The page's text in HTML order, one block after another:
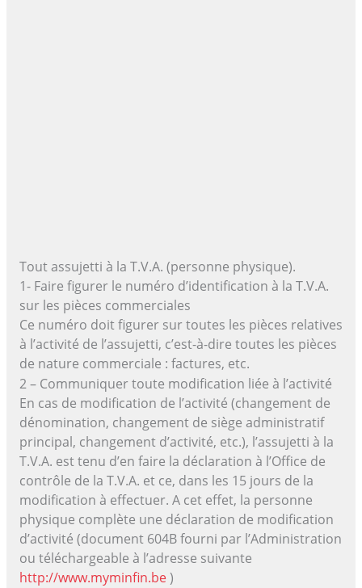
Tout assujetti à la T.V.A. (personne physique).
1- Faire figurer le numéro d’identification à la T.V.A.
sur les pièces commerciales
Ce numéro doit figurer sur toutes les pièces relatives
à l’activité de l’assujetti, c’est-à-dire toutes les pièces
de nature commerciale : factures, etc.
2 – Communiquer toute modification liée à l’activité
En cas de modification de l’activité (changement de
dénomination, changement de siège administratif
principal, changement d’activité, etc.), l’assujetti à la
T.V.A. est tenu d’en faire la déclaration à l’Office de
contrôle de la T.V.A. et ce, dans les 15 jours de la
modification à effectuer. A cet effet, la personne
physique complète une déclaration de modification
d’activité (document 604B fourni par l’Administration
ou téléchargeable à l’adresse suivante
http://www.myminfin.be)